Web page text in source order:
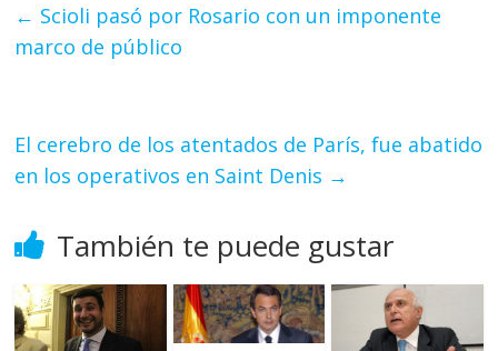
← Scioli pasó por Rosario con un imponente
marco de público
El cerebro de los atentados de París, fue abatido
en los operativos en Saint Denis →
También te puede gustar